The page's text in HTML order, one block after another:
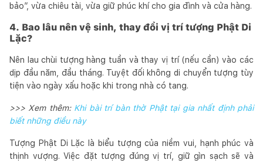
bảo”, vừa chiêu tài, vừa giữ phúc khí cho gia đình và cửa hàng.
4. Bao lâu nên vệ sinh, thay đổi vị trí tượng Phật Di
Lặc?
Nên lau chùi tượng hàng tuần và thay vị trí (nếu cần) vào các
dịp đầu năm, đầu tháng. Tuyệt đối không di chuyển tượng tùy
tiện vào ngày xấu hoặc khi trong nhà có tang.
>>> Xem thêm: Khi bài trí bàn thờ Phật tại gia nhất định phải
biết những điều này
Tượng Phật Di Lặc là biểu tượng của niềm vui, hạnh phúc và
thịnh vượng. Việc đặt tượng đúng vị trí, giữ gìn sạch sẽ và